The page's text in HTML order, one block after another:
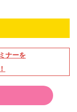
ナーを